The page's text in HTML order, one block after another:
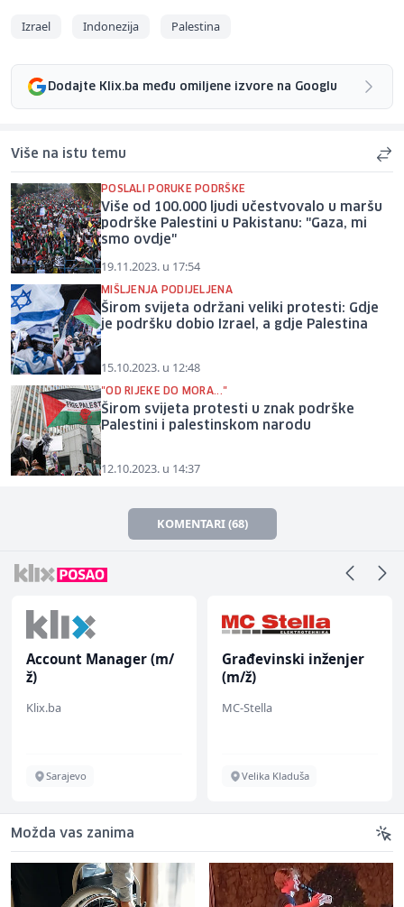
Izrael Indonezija Palestina
Dodajte Klix.ba među omiljene izvore na Googlu
Više na istu temu
POSLALI PORUKE PODRŠKE
Više od 100.000 ljudi učestvovalo u maršu
podrške Palestini u Pakistanu: "Gaza, mi
smo ovdje"
19.11.2023. u 17:54
MIŠLJENJA PODIJELJENA
Širom svijeta održani veliki protesti: Gdje
je podršku dobio Izrael, a gdje Palestina
15.10.2023. u 12:48
"OD RIJEKE DO MORA..."
Širom svijeta protesti u znak podrške
Palestini i palestinskom narodu
12.10.2023. u 14:37
KOMENTARI (68)
Account Manager (m/
ž)
Klix.ba
Sarajevo
Građevinski inženjer
(m/ž)
MC-Stella
Velika Kladuša
Možda vas zanima